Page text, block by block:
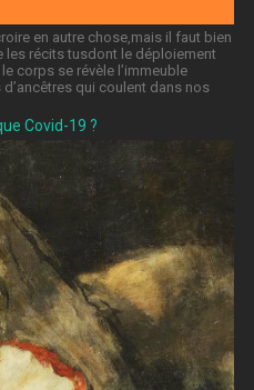
en autre chose,mais il faut bien
les récits tusdont le déploiement
corps se révèle l’immeuble
qui coulent dans nos
Covid-19 ?